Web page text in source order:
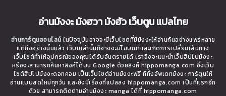
อ่านมังงะ มังฮวา มังฮัว เว็บตูน แปลไทย
อ่านการ์ตูนออนไลน์ ในปัจจุบันอาจจะมีเว็บไซต์ที่มีมังงะให้อ่านกันอย่างแพร่หลาย
แต่ถึงอย่างนั้นแล้ว เว็บเหล่านั้นก็อาจจะมีโฆษณาและเกิดการเปลี่ยนเส้นทาง
เว็บไซต์ทำให้อุปกรณ์ของคุณได้รับอันตรายได้ เราจึงจะแนะนำเว็บฮิปโปมังงะ
หรือจะสามารถค้นหาลิงค์ได้บน Google ด้วยลิงค์ hippomanga.com ซึ่งเว็บ
ไซต์ฮิปโปมังงะดอทคอม เป็นเว็บไซต์อ่านมังงะฟรี ที่ทั้งอัพเดทมังงะ การ์ตูนให้
อ่านแบบสดใหม่ทุกวัน และยังมีเรื่องที่แปลลง hippomanga.com เป็นที่แรกอีก
ด้วย สามารถติดตามอ่านมังงะ manga ได้ที่ hippomanga.com